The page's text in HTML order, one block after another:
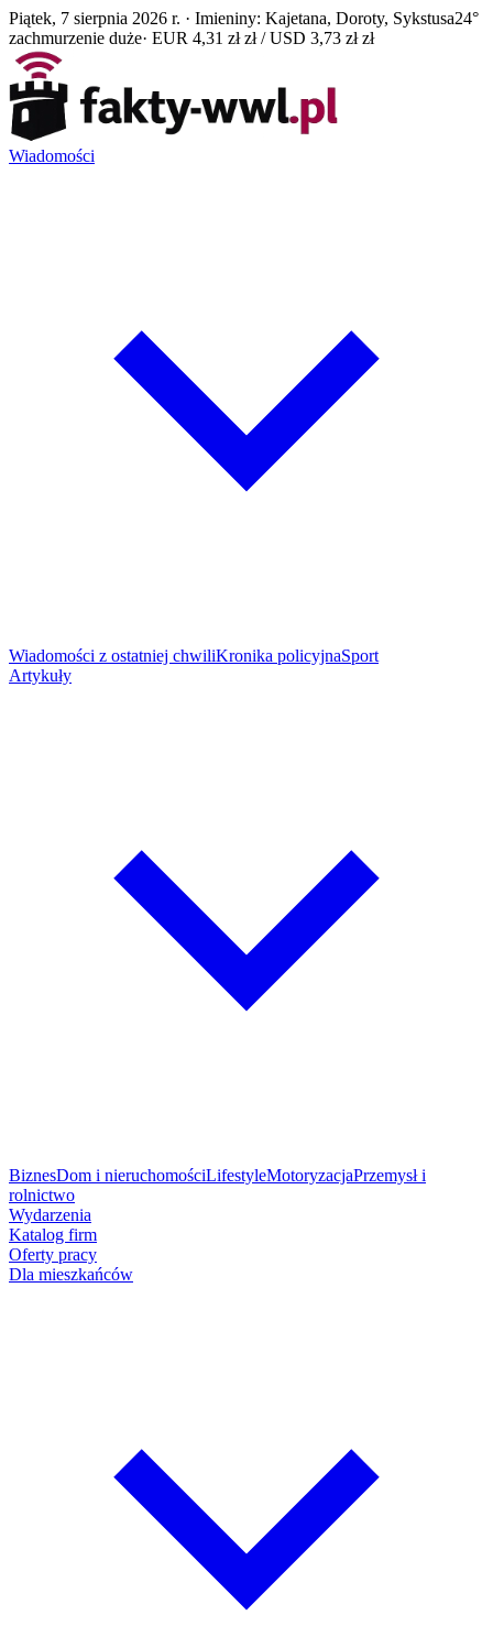
Piątek, 7 sierpnia 2026 r. · Imieniny: Kajetana, Doroty, Sykstusa24°
zachmurzenie duże· EUR 4,31 zł zł / USD 3,73 zł zł
Wiadomości
Wiadomości z ostatniej chwiliKronika policyjnaSport
Artykuły
BiznesDom i nieruchomościLifestyleMotoryzacjaPrzemysł i
rolnictwo
Wydarzenia
Katalog firm
Oferty pracy
Dla mieszkańców